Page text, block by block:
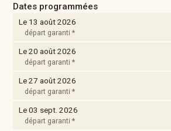
Dates programmées
Le 13 août 2026
départ garanti *
Le 20 août 2026
départ garanti *
Le 27 août 2026
départ garanti *
Le 03 sept. 2026
départ garanti *